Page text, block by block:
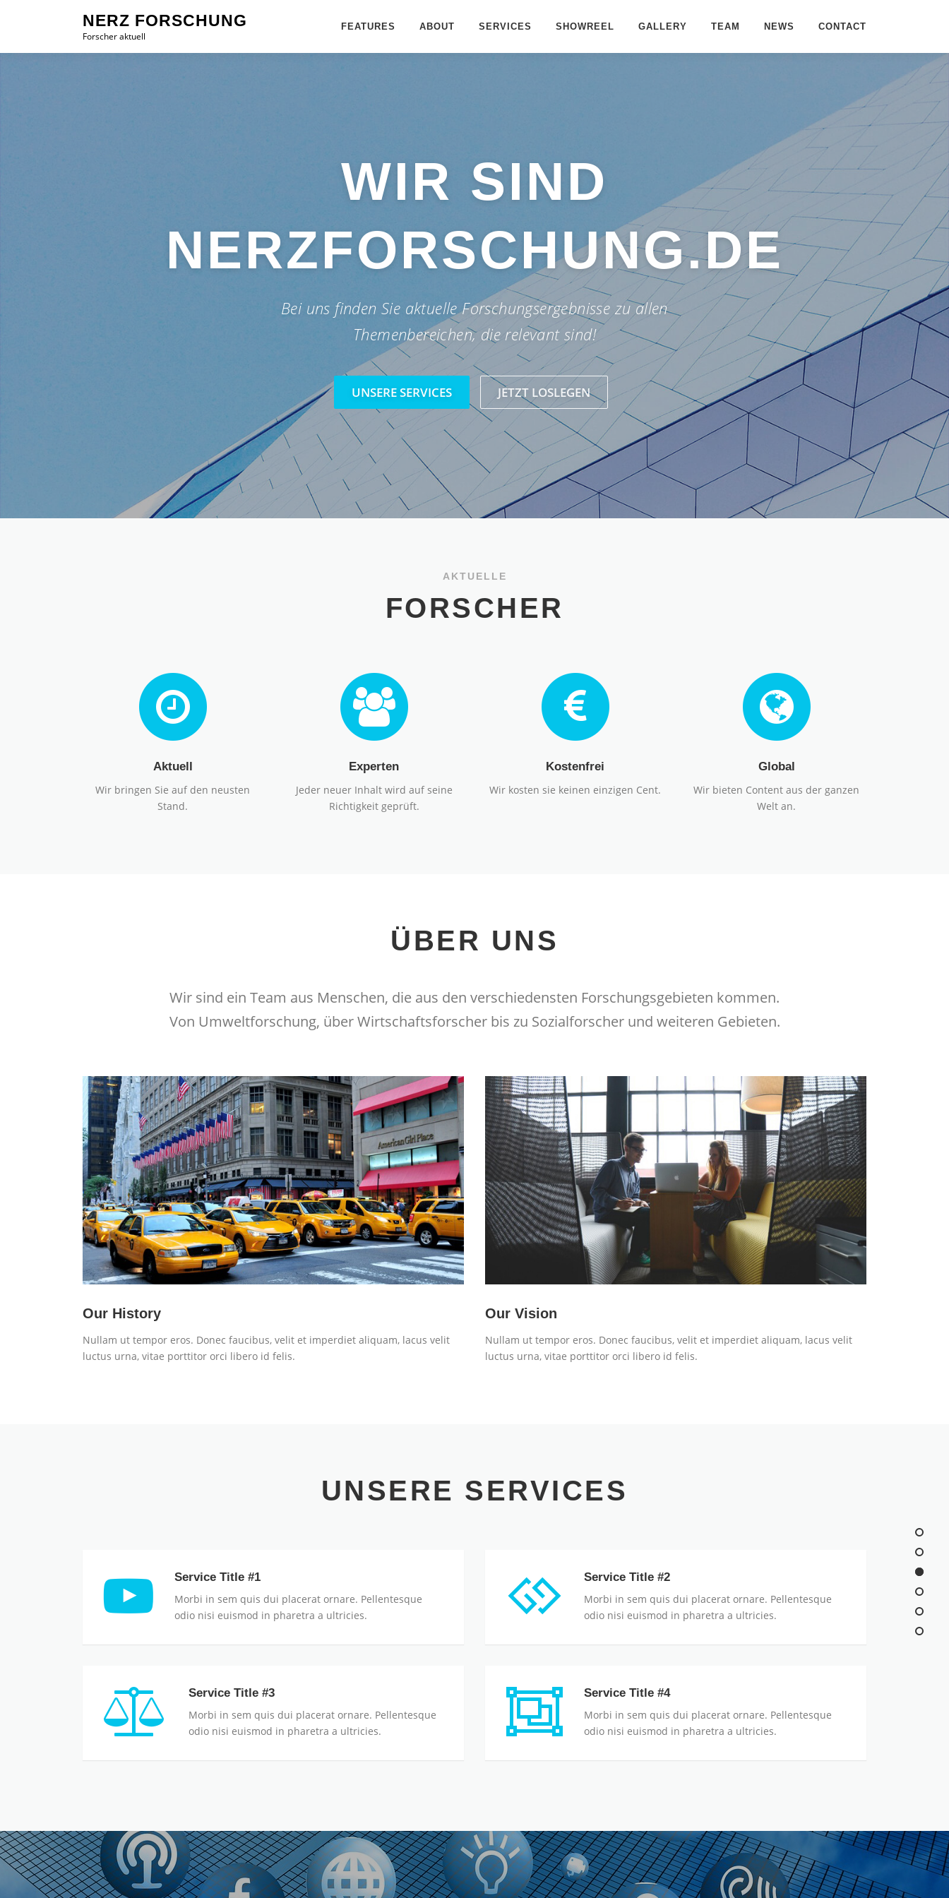
NERZ FORSCHUNG
Forscher aktuell
FEATURES ABOUT SERVICES SHOWREEL GALLERY TEAM NEWS CONTACT
WIR SIND
NERZFORSCHUNG.DE
Bei uns finden Sie aktuelle Forschungsergebnisse zu allen
Themenbereichen, die relevant sind!
UNSERE SERVICES JETZT LOSLEGEN
AKTUELLE
FORSCHER
Aktuell
Wir bringen Sie auf den neusten
Stand.
Experten
Jeder neuer Inhalt wird auf seine
Richtigkeit geprüft.
Kostenfrei
Wir kosten sie keinen einzigen Cent.
Global
Wir bieten Content aus der ganzen
Welt an.
ÜBER UNS
Wir sind ein Team aus Menschen, die aus den verschiedensten Forschungsgebieten kommen.
Von Umweltforschung, über Wirtschaftsforscher bis zu Sozialforscher und weiteren Gebieten.
Our History
Nullam ut tempor eros. Donec faucibus, velit et imperdiet aliquam, lacus velit
luctus urna, vitae porttitor orci libero id felis.
Our Vision
Nullam ut tempor eros. Donec faucibus, velit et imperdiet aliquam, lacus velit
luctus urna, vitae porttitor orci libero id felis.
UNSERE SERVICES
Service Title #1
Morbi in sem quis dui placerat ornare. Pellentesque
odio nisi euismod in pharetra a ultricies.
Service Title #2
Morbi in sem quis dui placerat ornare. Pellentesque
odio nisi euismod in pharetra a ultricies.
Service Title #3
Morbi in sem quis dui placerat ornare. Pellentesque
odio nisi euismod in pharetra a ultricies.
Service Title #4
Morbi in sem quis dui placerat ornare. Pellentesque
odio nisi euismod in pharetra a ultricies.